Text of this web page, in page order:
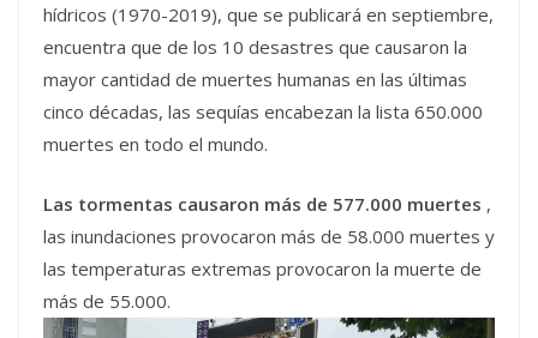
hídricos (1970-2019), que se publicará en septiembre,
encuentra que de los 10 desastres que causaron la
mayor cantidad de muertes humanas en las últimas
cinco décadas, las sequías encabezan la lista 650.000
muertes en todo el mundo.
Las tormentas causaron más de 577.000 muertes ,
las inundaciones provocaron más de 58.000 muertes y
las temperaturas extremas provocaron la muerte de
más de 55.000.